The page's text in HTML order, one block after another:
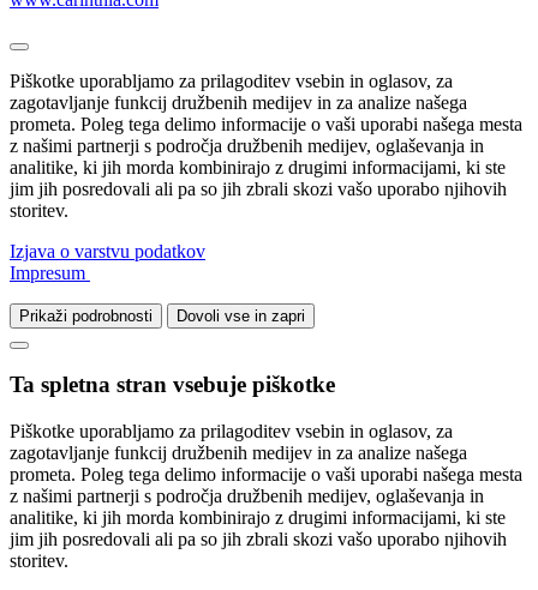
Piškotke uporabljamo za prilagoditev vsebin in oglasov, za
zagotavljanje funkcij družbenih medijev in za analize našega
prometa. Poleg tega delimo informacije o vaši uporabi našega mesta
z našimi partnerji s področja družbenih medijev, oglaševanja in
analitike, ki jih morda kombinirajo z drugimi informacijami, ki ste
jim jih posredovali ali pa so jih zbrali skozi vašo uporabo njihovih
storitev.
Izjava o varstvu podatkov
Impresum
Prikaži podrobnosti Dovoli vse in zapri
Ta spletna stran vsebuje piškotke
Piškotke uporabljamo za prilagoditev vsebin in oglasov, za
zagotavljanje funkcij družbenih medijev in za analize našega
prometa. Poleg tega delimo informacije o vaši uporabi našega mesta
z našimi partnerji s področja družbenih medijev, oglaševanja in
analitike, ki jih morda kombinirajo z drugimi informacijami, ki ste
jim jih posredovali ali pa so jih zbrali skozi vašo uporabo njihovih
storitev.